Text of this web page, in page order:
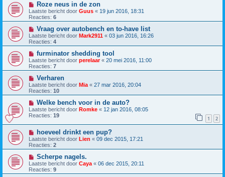
Roze neus in de zon
Laatste bericht door Guus « 19 jun 2016, 18:31
Reacties: 6
Vraag over autobench en to-have list
Laatste bericht door Mark2911 « 03 jun 2016, 16:26
Reacties: 4
furminator shedding tool
Laatste bericht door perelaar« 20 mei 2016, 11:00
Reacties: 7
Verharen
Laatste bericht door Mia « 27 mar 2016, 20:04
Reacties: 10
Welke bench voor in de auto?
Laatste bericht door Romke « 12 jan 2016, 08:05
Reacties: 19 1 2
hoeveel drinkt een pup?
Laatste bericht door Lien « 09 dec 2015, 17:21
Reacties: 2
Scherpe nagels.
Laatste bericht door Caya « 06 dec 2015, 20:11
Reacties: 9